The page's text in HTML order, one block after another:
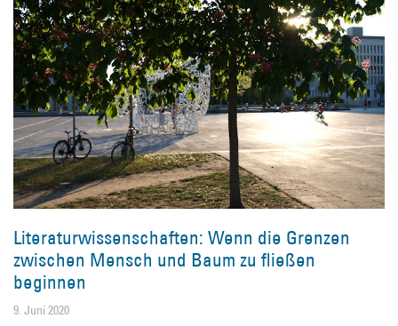
Literaturwissenschaften: Wenn die Grenzen
zwischen Mensch und Baum zu fließen
beginnen
9. Juni 2020